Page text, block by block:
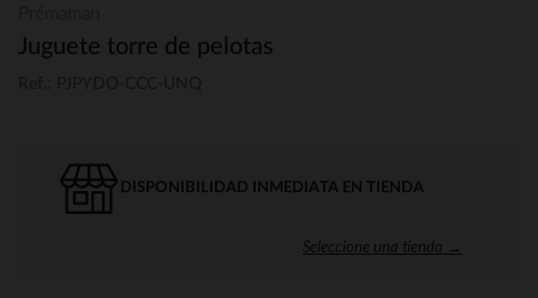
Juguete torre de pelotas
DISPONIBILIDAD INMEDIATA EN TIENDA
Seleccione una tienda →